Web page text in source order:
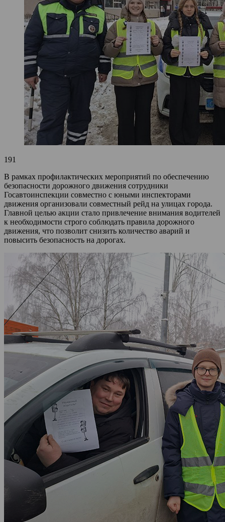
191
В рамках профилактических мероприятий по обеспечению
безопасности дорожного движения сотрудники
Госавтоинспекции совместно с юными инспекторами
движения организовали совместный рейд на улицах города.
Главной целью акции стало привлечение внимания водителей
к необходимости строго соблюдать правила дорожного
движения, что позволит снизить количество аварий и
повысить безопасность на дорогах.